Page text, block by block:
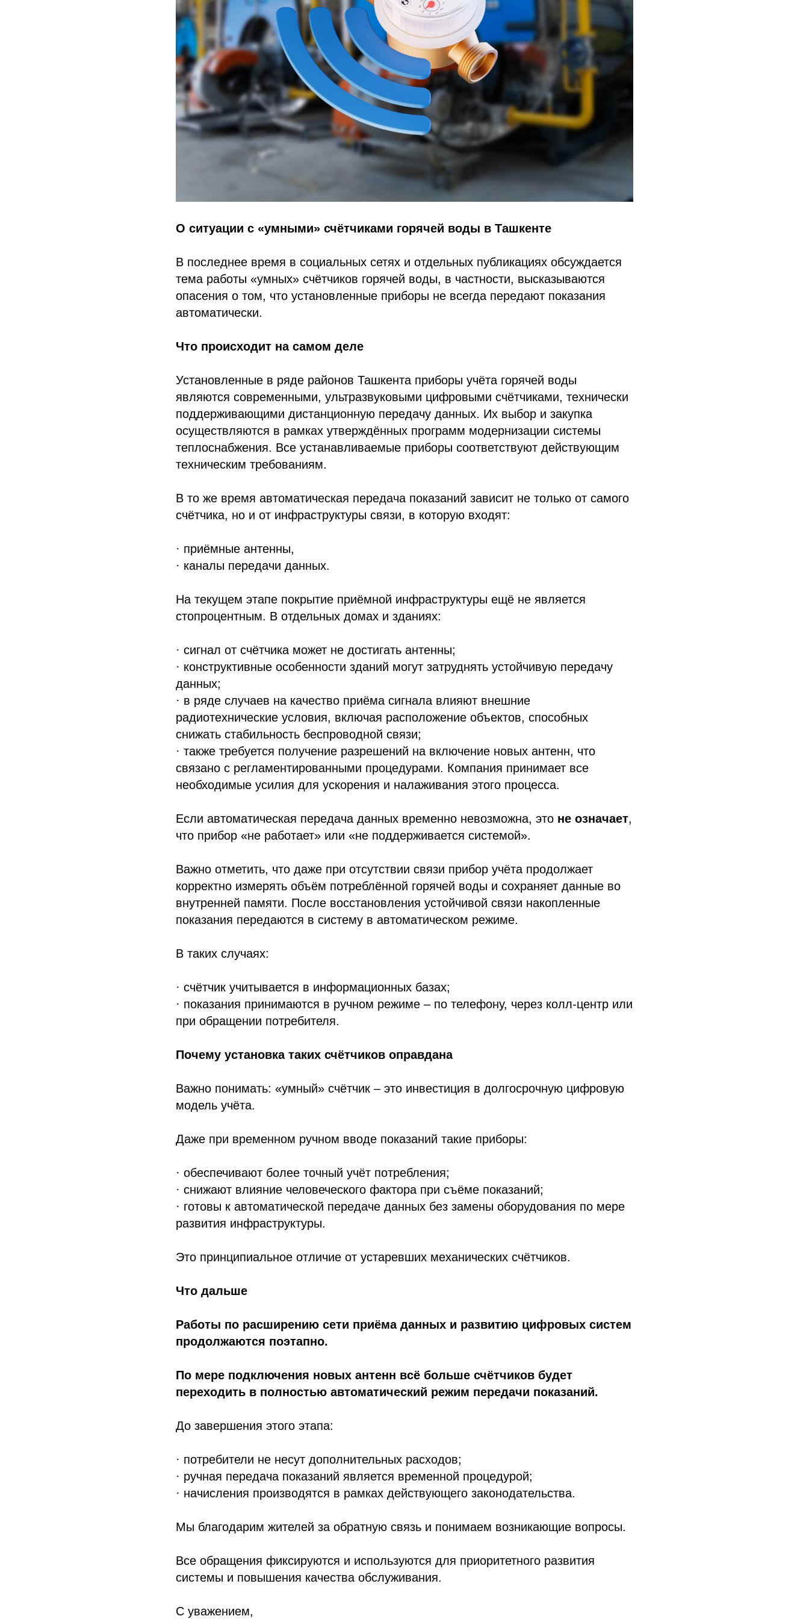
О ситуации с «умными» счётчиками горячей воды в Ташкенте
В последнее время в социальных сетях и отдельных публикациях обсуждается
тема работы «умных» счётчиков горячей воды, в частности, высказываются
опасения о том, что установленные приборы не всегда передают показания
автоматически.
Что происходит на самом деле
Установленные в ряде районов Ташкента приборы учёта горячей воды
являются современными, ультразвуковыми цифровыми счётчиками, технически
поддерживающими дистанционную передачу данных. Их выбор и закупка
осуществляются в рамках утверждённых программ модернизации системы
теплоснабжения. Все устанавливаемые приборы соответствуют действующим
техническим требованиям.
В то же время автоматическая передача показаний зависит не только от самого
счётчика, но и от инфраструктуры связи, в которую входят:
· приёмные антенны,
· каналы передачи данных.
На текущем этапе покрытие приёмной инфраструктуры ещё не является
стопроцентным. В отдельных домах и зданиях:
· сигнал от счётчика может не достигать антенны;
· конструктивные особенности зданий могут затруднять устойчивую передачу
данных;
· в ряде случаев на качество приёма сигнала влияют внешние
радиотехнические условия, включая расположение объектов, способных
снижать стабильность беспроводной связи;
· также требуется получение разрешений на включение новых антенн, что
связано с регламентированными процедурами. Компания принимает все
необходимые усилия для ускорения и налаживания этого процесса.
Если автоматическая передача данных временно невозможна, это не означает,
что прибор «не работает» или «не поддерживается системой».
Важно отметить, что даже при отсутствии связи прибор учёта продолжает
корректно измерять объём потреблённой горячей воды и сохраняет данные во
внутренней памяти. После восстановления устойчивой связи накопленные
показания передаются в систему в автоматическом режиме.
В таких случаях:
· счётчик учитывается в информационных базах;
· показания принимаются в ручном режиме – по телефону, через колл-центр или
при обращении потребителя.
Почему установка таких счётчиков оправдана
Важно понимать: «умный» счётчик – это инвестиция в долгосрочную цифровую
модель учёта.
Даже при временном ручном вводе показаний такие приборы:
· обеспечивают более точный учёт потребления;
· снижают влияние человеческого фактора при съёме показаний;
· готовы к автоматической передаче данных без замены оборудования по мере
развития инфраструктуры.
Это принципиальное отличие от устаревших механических счётчиков.
Что дальше
Работы по расширению сети приёма данных и развитию цифровых систем
продолжаются поэтапно.
По мере подключения новых антенн всё больше счётчиков будет
переходить в полностью автоматический режим передачи показаний.
До завершения этого этапа:
· потребители не несут дополнительных расходов;
· ручная передача показаний является временной процедурой;
· начисления производятся в рамках действующего законодательства.
Мы благодарим жителей за обратную связь и понимаем возникающие вопросы.
Все обращения фиксируются и используются для приоритетного развития
системы и повышения качества обслуживания.
С уважением,